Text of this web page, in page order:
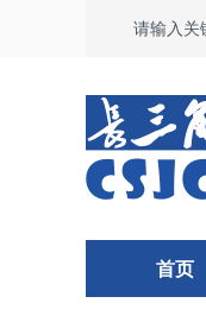
首页